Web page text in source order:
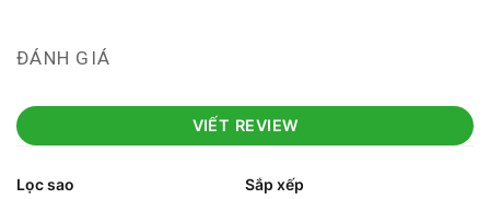
ĐÁNH GIÁ
VIẾT REVIEW
Lọc sao Sắp xếp